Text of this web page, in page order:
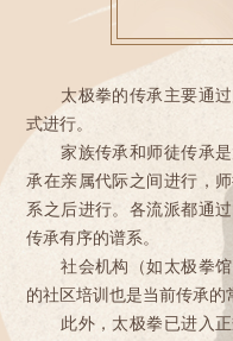
太极拳的传承主要通过
式进行。
家族传承和师徒传承是
承在亲属代际之间进行，
系之后进行。各流派都通
传承有序的谱系。
社会机构（如太极拳馆
的社区培训也是当前传承的
此外，太极拳已进入正